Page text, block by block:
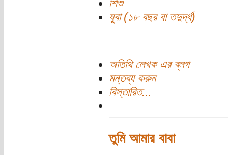
শিশু
যুবা (১৮ বছর বা তদুর্দ্ধ)
অতিথি লেখক এর ব্লগ
মন্তব্য করুন
বিস্তারিত...
তুমি আমার বাবা